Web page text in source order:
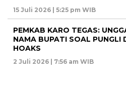
15 Juli 2026 | 5:25 pm WIB
PEMKAB KARO TEGAS:
NAMA BUPATI SOAL
HOAKS
2 Juli 2026 | 7:56 am WIB